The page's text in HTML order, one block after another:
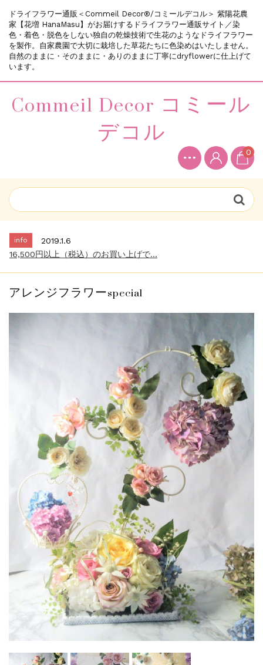
ドライフラワー通販＜Commeil Decor®/コミールデコル＞ 紫陽花農
家【花増 HanaMasu】がお届けするドライフラワー通販サイト／染
色・着色・脱色をしない独自の乾燥技術で生花のようなドライフラワー
を製作。自家農園で大切に栽培した草花たちに色染めはいたしません。
自然のままに・そのままに・ありのままに丁寧にdryflowerに仕上げて
います。
Commeil Decor コミール
デコル 0
新規会員登録で200ポイントプレゼント中...
info
2019.10.5
info
2019.1.6
16,500円以上（税込）のお買い上げで...
info
2018.12.11
info
16,500円以上（税込）のお買い上げで...
お客様の作品をご紹介させて頂きます...
2018.12.11
新規会員登録で200ポイントプレゼント中...
アレンジフラワーspecial